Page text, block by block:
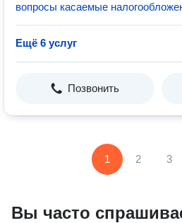
вопросы касаемые
Ещё 6 услуг
Позвонить
1 2 3
Вы часто